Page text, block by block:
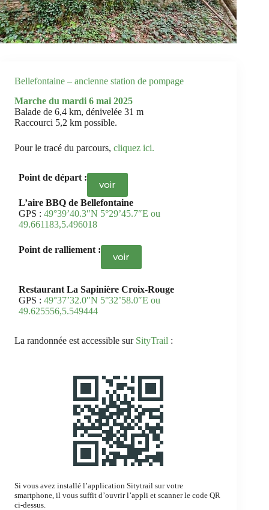
Bellefontaine – ancienne station de pompage
Marche du mardi 6 mai 2025
Balade de 6,4 km, dénivelée 31 m
Raccourci 5,2 km possible.
Pour le tracé du parcours, cliquez ici.
Point de départ :
voir
L’aire BBQ de Bellefontaine
GPS :49°39’40.3″N 5°29’45.7″E ou
49.661183,5.496018
Point de ralliement :
voir
Restaurant La Sapinière Croix-Rouge
GPS :49°37’32.0″N 5°32’58.0″E ou
49.625556,5.549444
La randonnée est accessible sur SityTrail :
Si vous avez installé l’application Sitytrail sur votre
smartphone, il vous suffit d’ouvrir l’appli et scanner le code QR
ci-dessus.